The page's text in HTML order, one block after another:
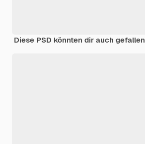
Diese PSD könnten dir auch gefallen